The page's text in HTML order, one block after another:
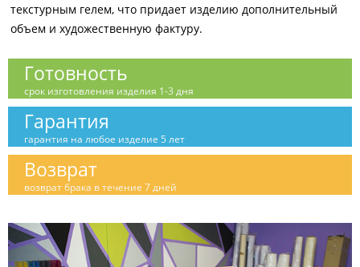
текстурным гелем, что придает изделию дополнительный
объем и художественную фактуру.
Готовность
срок изготовления изделия 1-3 дня
Гарантия
гарантия на любое изделие 5 лет
Возврат
возврат брака в течение 7 дней